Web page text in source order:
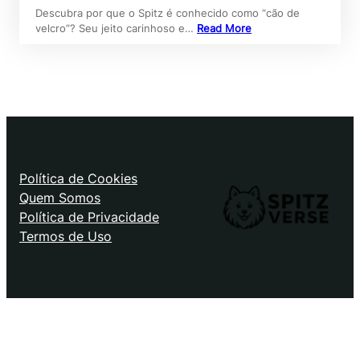
Descubra por que o Spitz é conhecido como “cão de
velcro”? Seu jeito carinhoso e… Read More
Política de Cookies
Quem Somos
Política de Privacidade
Termos de Uso